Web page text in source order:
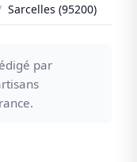
Sarcelles (95200)
par